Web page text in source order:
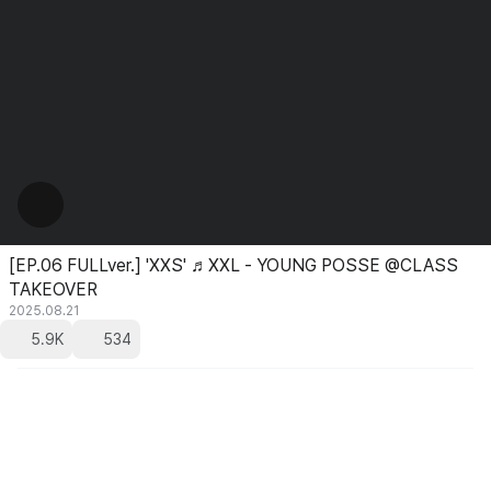
[EP.06 FULLver.] 'XXS' ♬XXL - YOUNG POSSE @CLASS
TAKEOVER
2025.08.21
5.9K 534